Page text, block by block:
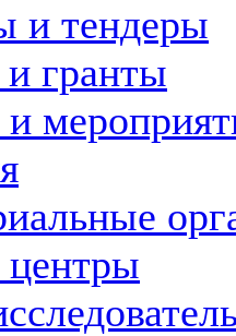
и тендеры
гранты